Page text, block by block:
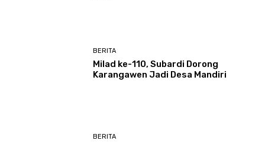
BERITA
Milad ke-110, Subardi Dorong
Karangawen Jadi Desa Mandiri
BERITA